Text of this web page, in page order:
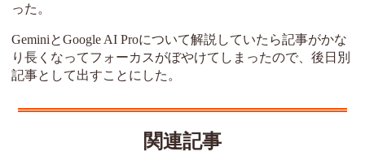
った。
GeminiとGoogle AI Proについて解説していたら記事がかな
り長くなってフォーカスがぼやけてしまったので、後日別
記事として出すことにした。
関連記事